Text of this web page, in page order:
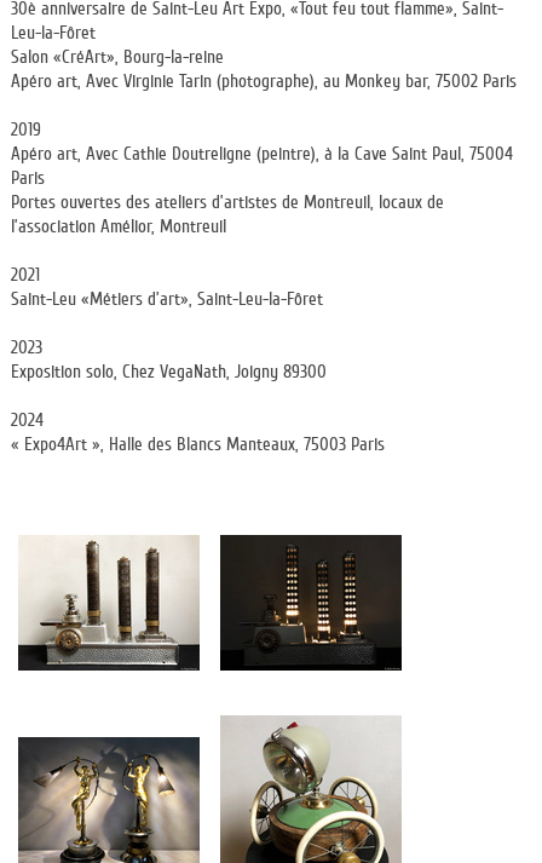
30è anniversaire de Saint-Leu Art Expo, «Tout feu tout flamme», Saint-
Leu-la-Fôret
Salon «CréArt», Bourg-la-reine
Apéro art, Avec Virginie Tarin (photographe), au Monkey bar, 75002 Paris
2019
Apéro art, Avec Cathie Doutreligne (peintre), à la Cave Saint Paul, 75004
Paris
Portes ouvertes des ateliers d’artistes de Montreuil, locaux de
l’association Amélior, Montreuil
2021
Saint-Leu «Métiers d’art», Saint-Leu-la-Fôret
2023
Exposition solo, Chez VegaNath, Joigny 89300
2024
« Expo4Art », Halle des Blancs Manteaux, 75003 Paris